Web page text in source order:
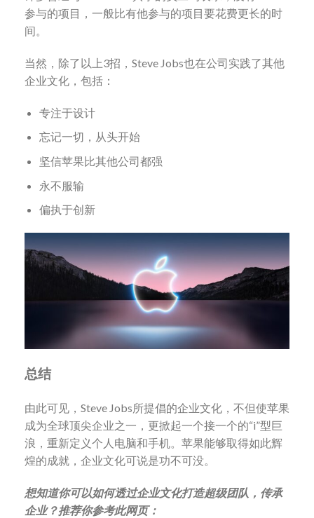
参与的项目，一般比有他参与的项目要花费更长的时
间。
当然，除了以上3招，Steve Jobs也在公司实践了其他
企业文化，包括：
专注于设计
忘记一切，从头开始
坚信苹果比其他公司都强
永不服输
偏执于创新
总结
由此可见，Steve Jobs所提倡的企业文化，不但使苹果
成为全球顶尖企业之一，更掀起一个接一个的“i”型巨
浪，重新定义个人电脑和手机。苹果能够取得如此辉
煌的成就，企业文化可说是功不可没。
想知道你可以如何透过企业文化打造超级团队，传承
企业？推荐你参考此网页：